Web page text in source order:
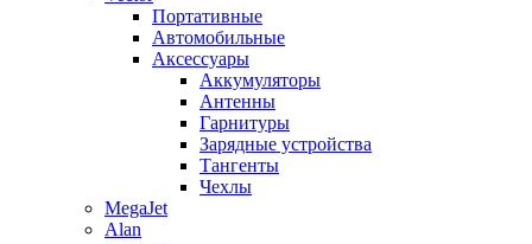
Портативные
Автомобильные
Аксессуары
Аккумуляторы
Антенны
Гарнитуры
Зарядные устройства
Тангенты
Чехлы
MegaJet
Alan